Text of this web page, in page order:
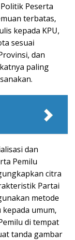
Peserta
terbatas,
kepada KPU,
sesuai
dan
paling
dan
Pemilu
citra
Partai
metode
umum,
di tempat
tanda gambar